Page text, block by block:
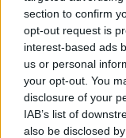
section to confirm
opt-out request is
interest-based ads
us or personal
your opt-out. You
disclosure of your
IAB’s list of
also be disclosed